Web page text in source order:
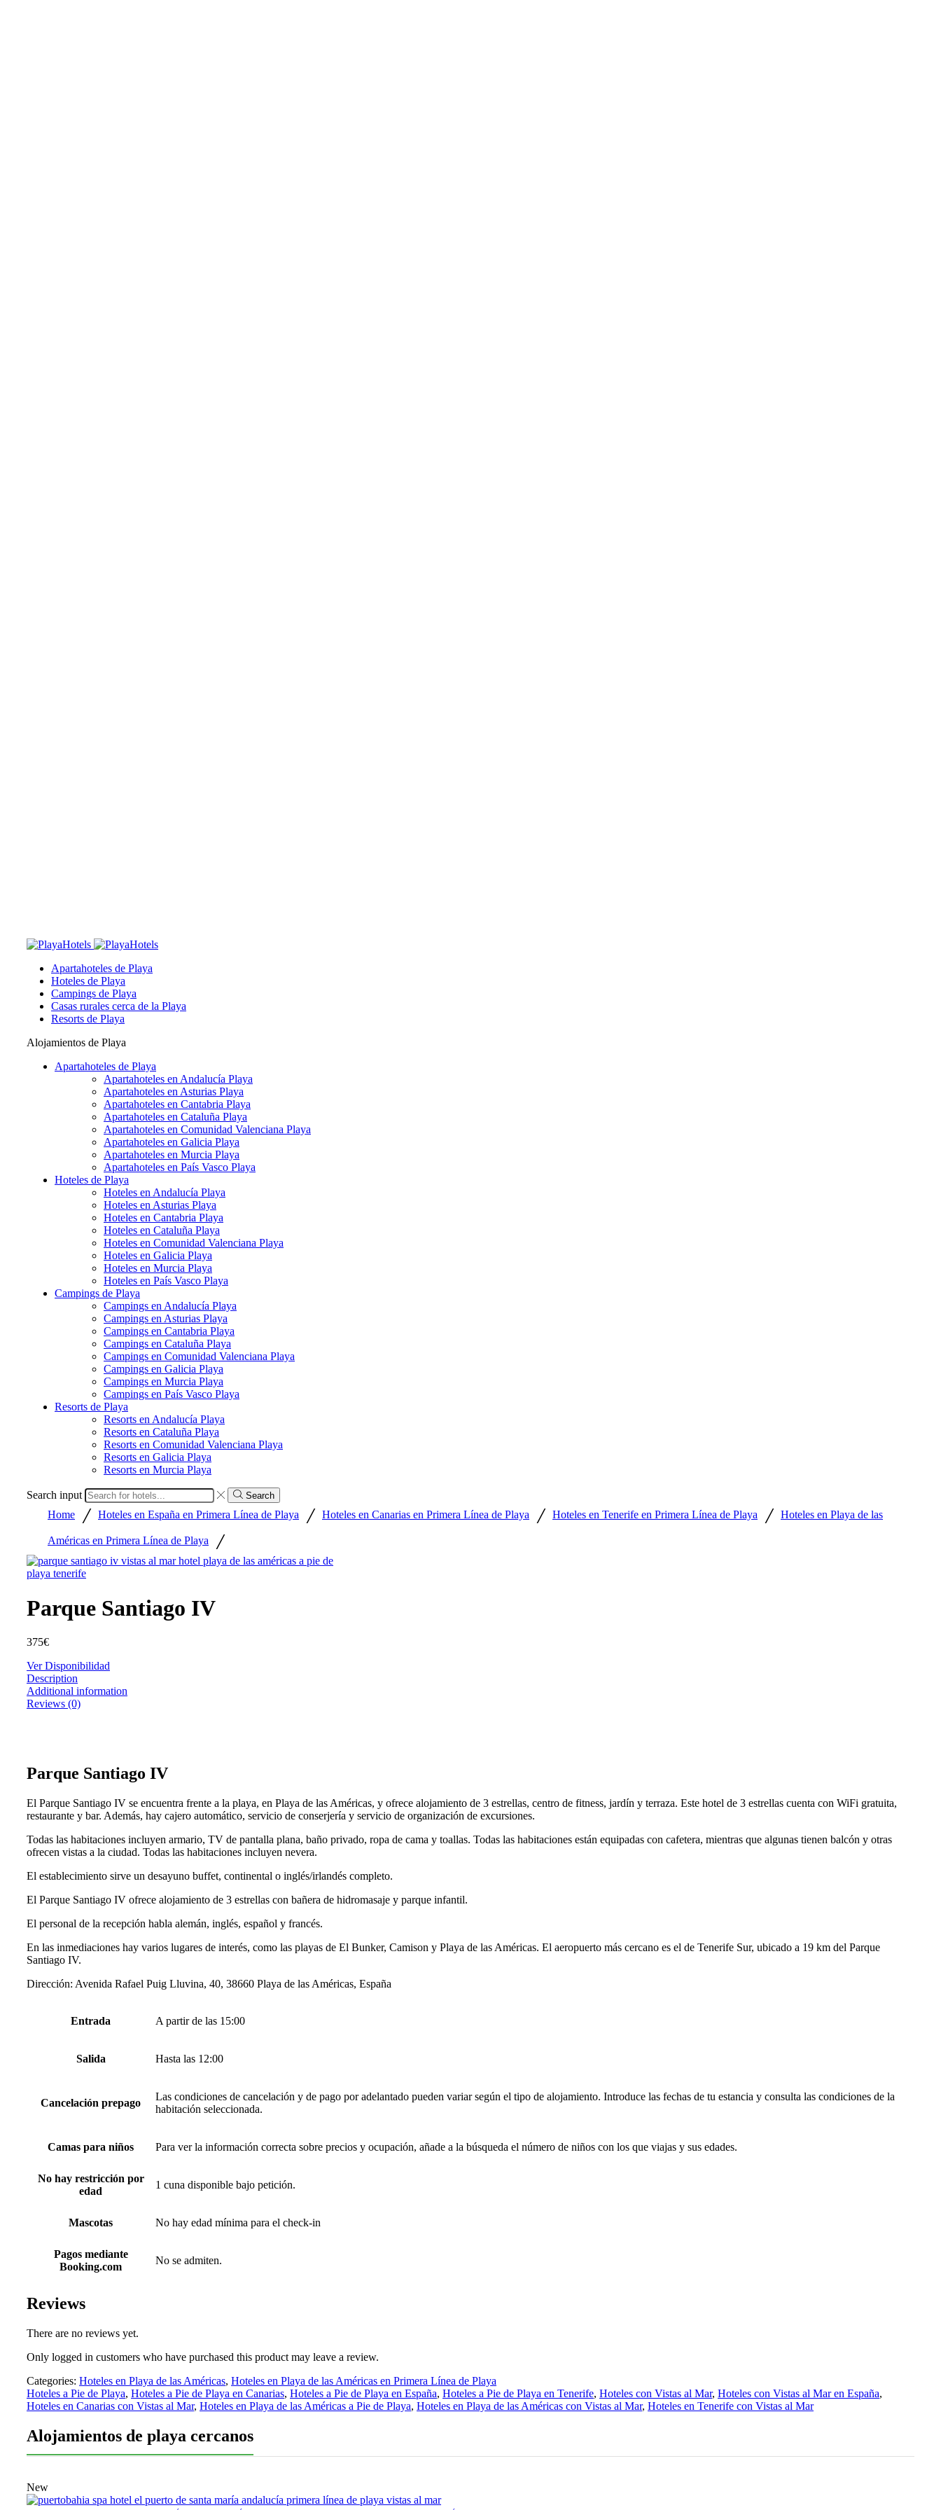
Apartahoteles de Playa
Hoteles de Playa
Campings de Playa
Casas rurales cerca de la Playa
Resorts de Playa
Alojamientos de Playa
Apartahoteles de Playa
Apartahoteles en Andalucía Playa
Apartahoteles en Asturias Playa
Apartahoteles en Cantabria Playa
Apartahoteles en Cataluña Playa
Apartahoteles en Comunidad Valenciana Playa
Apartahoteles en Galicia Playa
Apartahoteles en Murcia Playa
Apartahoteles en País Vasco Playa
Hoteles de Playa
Hoteles en Andalucía Playa
Hoteles en Asturias Playa
Hoteles en Cantabria Playa
Hoteles en Cataluña Playa
Hoteles en Comunidad Valenciana Playa
Hoteles en Galicia Playa
Hoteles en Murcia Playa
Hoteles en País Vasco Playa
Campings de Playa
Campings en Andalucía Playa
Campings en Asturias Playa
Campings en Cantabria Playa
Campings en Cataluña Playa
Campings en Comunidad Valenciana Playa
Campings en Galicia Playa
Campings en Murcia Playa
Campings en País Vasco Playa
Resorts de Playa
Resorts en Andalucía Playa
Resorts en Cataluña Playa
Resorts en Comunidad Valenciana Playa
Resorts en Galicia Playa
Resorts en Murcia Playa
Search input Search
Home / Hoteles en España en Primera Línea de Playa / Hoteles en Canarias en Primera Línea de Playa / Hoteles en Tenerife en Primera Línea de Playa / Hoteles en Playa de las
Américas en Primera Línea de Playa /
Parque Santiago IV
375€
Ver Disponibilidad
Description
Additional information
Reviews (0)
Parque Santiago IV
El Parque Santiago IV se encuentra frente a la playa, en Playa de las Américas, y ofrece alojamiento de 3 estrellas, centro de fitness, jardín y terraza. Este hotel de 3 estrellas cuenta con WiFi gratuita,
restaurante y bar. Además, hay cajero automático, servicio de conserjería y servicio de organización de excursiones.
Todas las habitaciones incluyen armario, TV de pantalla plana, baño privado, ropa de cama y toallas. Todas las habitaciones están equipadas con cafetera, mientras que algunas tienen balcón y otras
ofrecen vistas a la ciudad. Todas las habitaciones incluyen nevera.
El establecimiento sirve un desayuno buffet, continental o inglés/irlandés completo.
El Parque Santiago IV ofrece alojamiento de 3 estrellas con bañera de hidromasaje y parque infantil.
El personal de la recepción habla alemán, inglés, español y francés.
En las inmediaciones hay varios lugares de interés, como las playas de El Bunker, Camison y Playa de las Américas. El aeropuerto más cercano es el de Tenerife Sur, ubicado a 19 km del Parque
Santiago IV.
Dirección: Avenida Rafael Puig Lluvina, 40, 38660 Playa de las Américas, España
Entrada A partir de las 15:00
Salida Hasta las 12:00
Cancelación prepago
Las condiciones de cancelación y de pago por adelantado pueden variar según el tipo de alojamiento. Introduce las fechas de tu estancia y consulta las condiciones de la
habitación seleccionada.
Camas para niños Para ver la información correcta sobre precios y ocupación, añade a la búsqueda el número de niños con los que viajas y sus edades.
No hay restricción por
edad
1 cuna disponible bajo petición.
Mascotas No hay edad mínima para el check-in
Pagos mediante
Booking.com
No se admiten.
Reviews
There are no reviews yet.
Only logged in customers who have purchased this product may leave a review.
Categories: Hoteles en Playa de las Américas, Hoteles en Playa de las Américas en Primera Línea de Playa
Hoteles a Pie de Playa, Hoteles a Pie de Playa en Canarias, Hoteles a Pie de Playa en España, Hoteles a Pie de Playa en Tenerife, Hoteles con Vistas al Mar, Hoteles con Vistas al Mar en España,
Hoteles en Canarias con Vistas al Mar, Hoteles en Playa de las Américas a Pie de Playa, Hoteles en Playa de las Américas con Vistas al Mar, Hoteles en Tenerife con Vistas al Mar
Alojamientos de playa cercanos
New